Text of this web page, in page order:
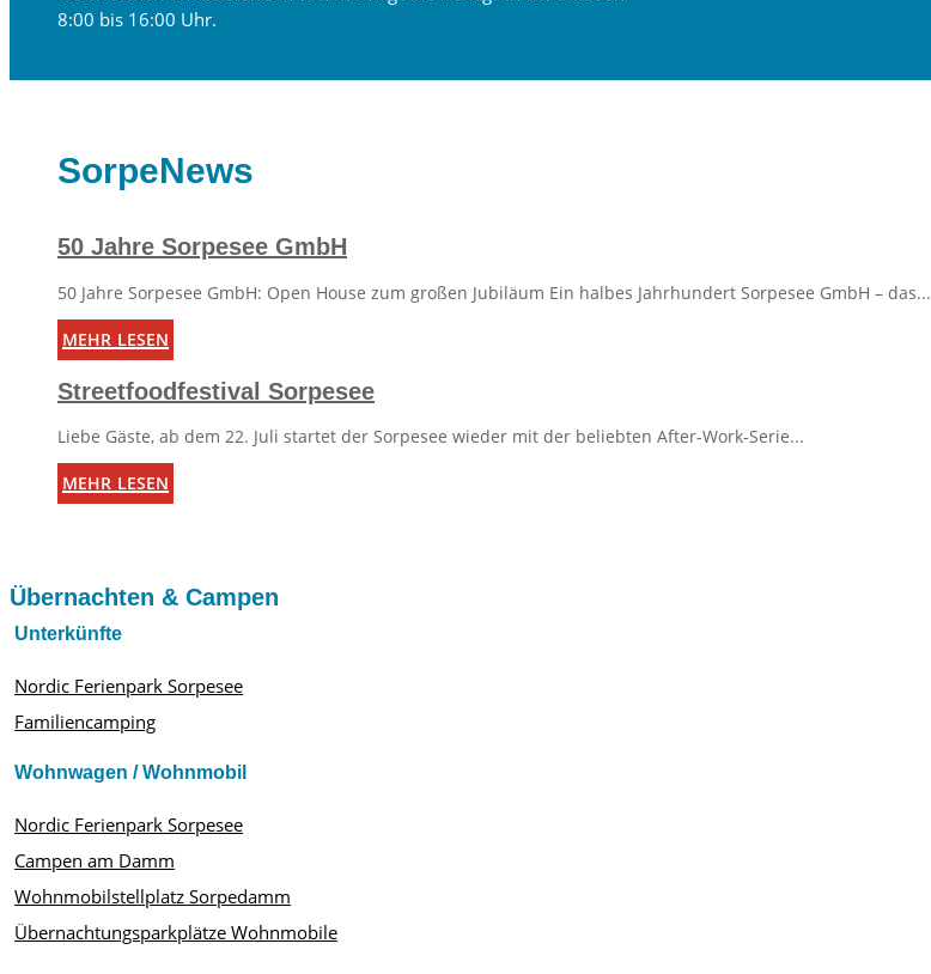
8:00 bis 16:00 Uhr.
SorpeNews
50 Jahre Sorpesee GmbH
50 Jahre Sorpesee GmbH: Open House zum großen Jubiläum Ein halbes Jahrhundert Sorpesee GmbH – das...
mehr lesen
Streetfoodfestival Sorpesee
Liebe Gäste, ab dem 22. Juli startet der Sorpesee wieder mit der beliebten After-Work-Serie...
mehr lesen
Übernachten & Campen
Unterkünfte
Nordic Ferienpark Sorpesee
Familiencamping
Wohnwagen / Wohnmobil
Nordic Ferienpark Sorpesee
Campen am Damm
Wohnmobilstellplatz Sorpedamm
Übernachtungsparkplätze Wohnmobile